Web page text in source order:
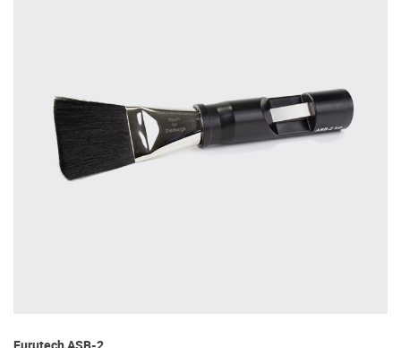
Vereinbaren Sie einen Hörtermin.